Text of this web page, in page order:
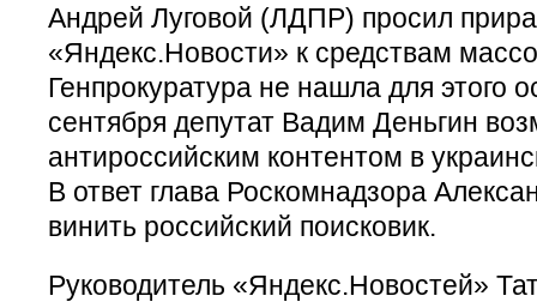
Андрей Луговой (ЛДПР) просил
«Яндекс.Новости» к средствам
Генпрокуратура не нашла для этого
сентября депутат Вадим Деньгин
антироссийским контентом в
В ответ глава Роскомнадзора
винить российский поисковик.
Руководитель «Яндекс.Новостей»